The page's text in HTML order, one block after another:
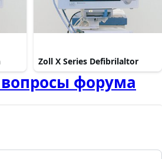
Zoll X Series Defibrilaltor
форума